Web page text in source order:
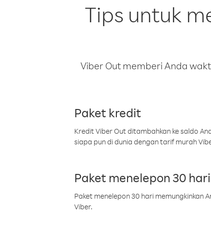
Tips untuk
Viber Out memberi Anda
Paket kredit
Kredit Viber Out ditambahkan ke saldo
siapa pun di dunia dengan tarif murah
Paket menelepon 30 hari
Paket menelepon 30 hari memungkinkan
Viber.